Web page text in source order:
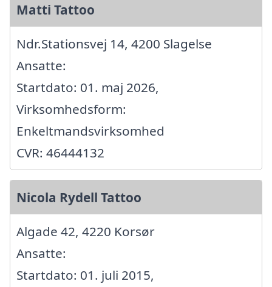
Matti Tattoo
Ndr.Stationsvej 14, 4200 Slagelse
Ansatte:
Startdato: 01. maj 2026,
Virksomhedsform:
Enkeltmandsvirksomhed
CVR: 46444132
Nicola Rydell Tattoo
Algade 42, 4220 Korsør
Ansatte:
Startdato: 01. juli 2015,